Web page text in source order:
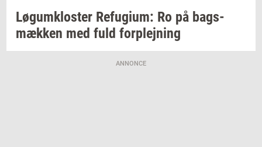
Løgum­klo­ster Re­fu­gi­um: Ro på bags­
mæk­ken med fuld for­plej­ning
ANNONCE